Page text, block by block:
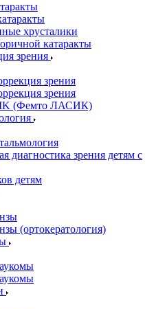
хрусталики
катаракты
зрения
зрения
зрения
(Фемто ЛАСИК)
диагностика зрения детям c
детям
(ортокератология)